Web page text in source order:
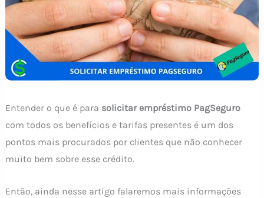
Entender o que é para solicitar empréstimo PagSeguro
com todos os benefícios e tarifas presentes é um dos
pontos mais procurados por clientes que não conhecer
muito bem sobre esse crédito.
Então, ainda nesse artigo falaremos mais informações